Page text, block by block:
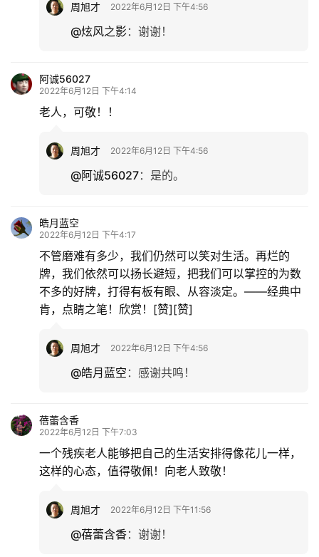
周旭才 2022年6月12日 下午4:56
@炫风之影： 谢谢！
阿诚56027
2022年6月12日 下午4:14
老人，可敬！！
周旭才 2022年6月12日 下午4:56
@阿诚56027： 是的。
皓月蓝空
2022年6月12日 下午4:17
不管磨难有多少，我们仍然可以笑对生活。再烂的
牌，我们依然可以扬长避短，把我们可以掌控的为数
不多的好牌，打得有板有眼、从容淡定。——经典中
肯，点睛之笔！欣赏！[赞][赞]
周旭才 2022年6月12日 下午4:56
@皓月蓝空 ： 感谢共鸣！
蓓蕾含香
2022年6月12日 下午7:03
一个残疾老人能够把自己的生活安排得像花儿一样，
这样的心态，值得敬佩！向老人致敬！
周旭才 2022年6月12日 下午11:56
@蓓蕾含香： 谢谢！